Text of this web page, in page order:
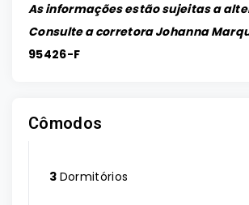
As informações estão sujeitas a
Consulte a corretora Johanna
95426-F
Cômodos
3 Dormitórios